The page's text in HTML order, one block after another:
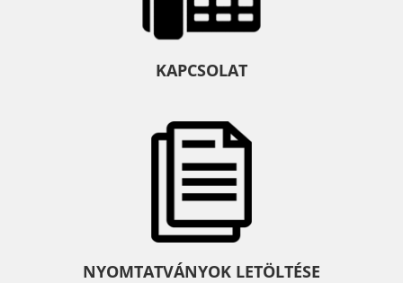
KAPCSOLAT
NYOMTATVÁNYOK LETÖLTÉSE